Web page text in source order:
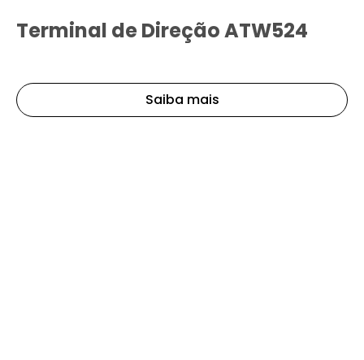
Terminal de Direção ATW524
Saiba mais